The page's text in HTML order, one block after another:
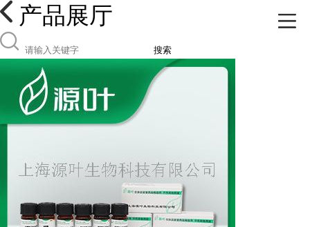
产品展厅
搜索